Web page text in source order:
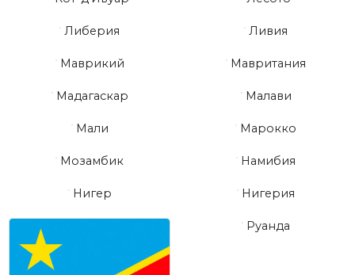
Либерия Ливия
Маврикий Мавритания
Мадагаскар Малави
Мали Марокко
Мозамбик Намибия
Нигер Нигерия
Руанда